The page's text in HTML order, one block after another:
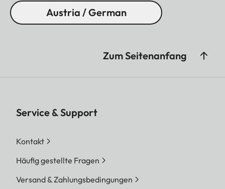
Austria / German
Zum Seitenanfang
Service & Support
Kontakt
Häufig gestellte Fragen
Versand & Zahlungsbedingungen